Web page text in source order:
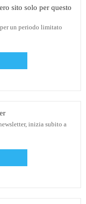
sito solo per questo
un periodo limitato
inizia subito a